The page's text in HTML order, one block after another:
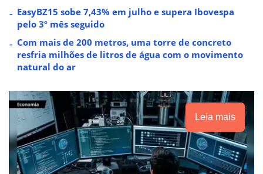
EasyBZ15 sobe 7,43% em julho e supera Ibovespa
pelo 3º mês seguido
Com mais de 200 metros, uma torre de concreto
resfria milhões de litros de água com o movimento
natural do ar
Leia mais